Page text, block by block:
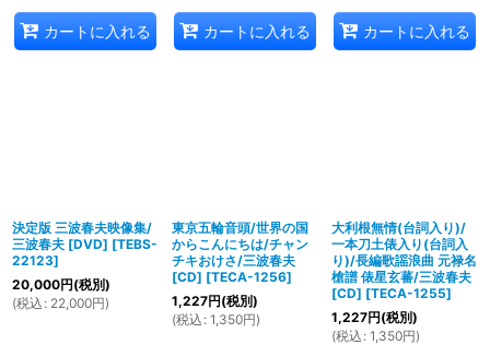
カートに入れる カートに入れる カートに入れる
決定版 三波春夫映像集/
三波春夫 [DVD] [TEBS-
22123]
20,000円(税別)
(税込 : 22,000円)
東京五輪音頭/世界の国
からこんにちは/チャン
チキおけさ/三波春夫
[CD] [TECA-1256]
1,227円(税別)
(税込 : 1,350円)
大利根無情(台詞入り)/
一本刀土俵入り(台詞入
り)/長編歌謡浪曲 元禄名
槍譜 俵星玄蕃/三波春夫
[CD] [TECA-1255]
1,227円(税別)
(税込 : 1,350円)